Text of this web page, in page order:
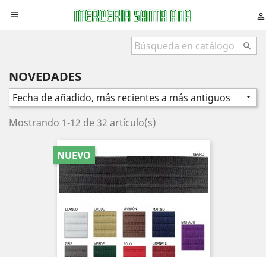
 

NOVEDADES
Fecha de añadido, más recientes a más antiguos 
Mostrando 1-12 de 32 artículo(s)
NUEVO